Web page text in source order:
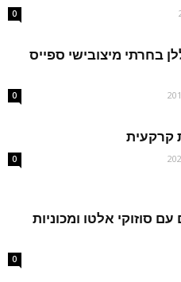
0
בחרתי מיצובישי ספייס
0
קרקעית
0
סוזוקי אלטו ומכוניות
0